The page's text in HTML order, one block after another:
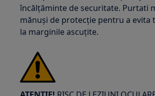
încălțăminte de securitate. Purtati
mănuși de protecție pentru a evita
la marginile ascuțite.